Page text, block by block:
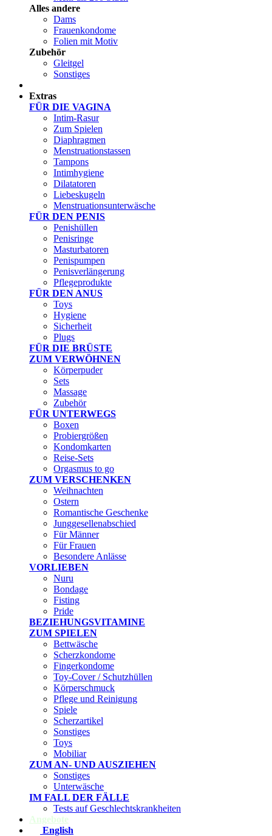
Alles andere
Dams
Frauenkondome
Folien mit Motiv
Zubehör
Gleitgel
Sonstiges
Extras
FÜR DIE VAGINA
Intim-Rasur
Zum Spielen
Diaphragmen
Menstruationstassen
Tampons
Intimhygiene
Dilatatoren
Liebeskugeln
Menstruationsunterwäsche
FÜR DEN PENIS
Penishüllen
Penisringe
Masturbatoren
Penispumpen
Penisverlängerung
Pflegeprodukte
FÜR DEN ANUS
Toys
Hygiene
Sicherheit
Plugs
FÜR DIE BRÜSTE
ZUM VERWÖHNEN
Körperpuder
Sets
Massage
Zubehör
FÜR UNTERWEGS
Boxen
Probiergrößen
Kondomkarten
Reise-Sets
Orgasmus to go
ZUM VERSCHENKEN
Weihnachten
Ostern
Romantische Geschenke
Junggesellenabschied
Für Männer
Für Frauen
Besondere Anlässe
VORLIEBEN
Nuru
Bondage
Fisting
Pride
BEZIEHUNGSVITAMINE
ZUM SPIELEN
Bettwäsche
Scherzkondome
Fingerkondome
Toy-Cover / Schutzhüllen
Körperschmuck
Pflege und Reinigung
Spiele
Scherzartikel
Sonstiges
Toys
Mobiliar
ZUM AN- UND AUSZIEHEN
Sonstiges
Unterwäsche
IM FALL DER FÄLLE
Tests auf Geschlechtskrankheiten
Angebote
English